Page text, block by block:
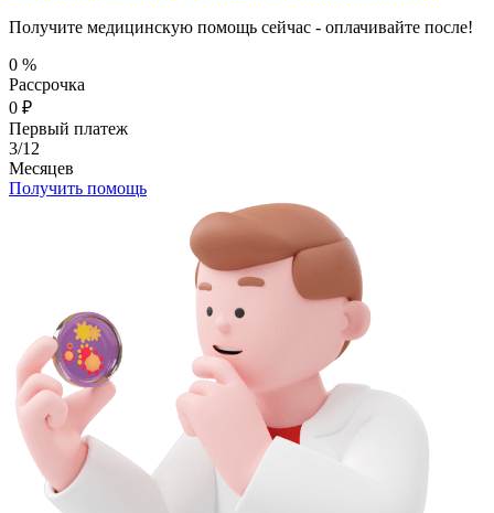
Получите медицинскую помощь сейчас - оплачивайте после!
0 %
Рассрочка
0 ₽
Первый платеж
3/12
Месяцев
Получить помощь